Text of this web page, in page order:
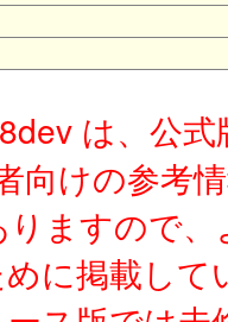
は、公式
向けの参考
ますので、
に掲載して